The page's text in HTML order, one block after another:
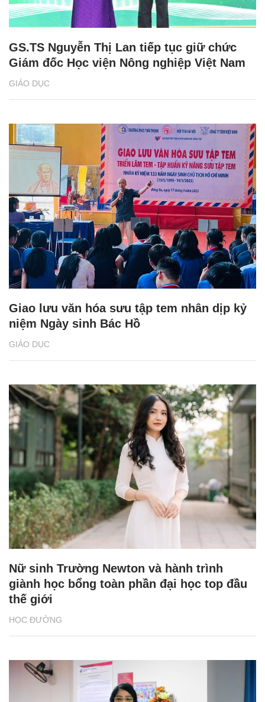
GIÁO DỤC
GS.TS Nguyễn Thị Lan tiếp tục giữ chức
Giám đốc Học viện Nông nghiệp Việt Nam
GIÁO DỤC
Giao lưu văn hóa sưu tập tem nhân dịp kỷ
niệm Ngày sinh Bác Hồ
HỌC ĐƯỜNG
Nữ sinh Trường Newton và hành trình
giành học bổng toàn phần đại học top đầu
thế giới